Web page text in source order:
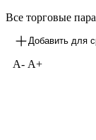
Все торговые
Добавить для